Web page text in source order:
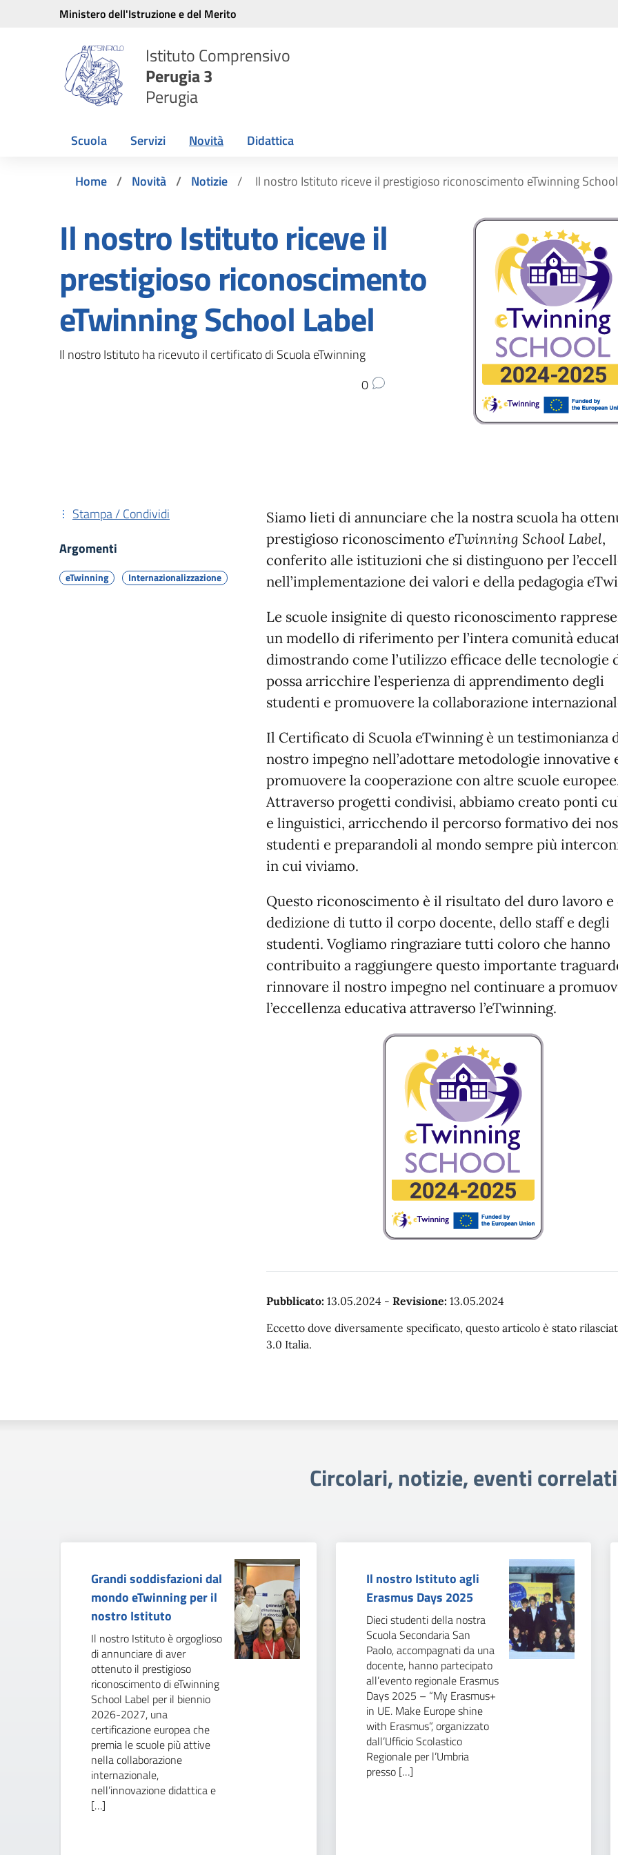
Vai ai contenuti
Vai al menu di navigazione
Ministero dell'Istruzione e del Merito
Istituto Comprensivo
Perugia 3
Perugia
Scuola Servizi Novità Didattica
Home Novità Notizie Il nostro Istituto riceve il prestigioso riconoscimento eTwinning
Il nostro Istituto riceve il
prestigioso riconoscimento
eTwinning School Label
Il nostro Istituto ha ricevuto il certificato di Scuola eTwinning
0
Siamo lieti di annunciare che la nostra scuola ha
prestigioso riconoscimento eTwinning School Label,
conferito alle istituzioni che si distinguono per
nell’implementazione dei valori e della pedagogia
Le scuole insignite di questo riconoscimento
un modello di riferimento per l’intera comunità
dimostrando come l’utilizzo efficace delle tecnologie
possa arricchire l’esperienza di apprendimento degli
studenti e promuovere la collaborazione
Il Certificato di Scuola eTwinning è un testimonianza
nostro impegno nell’adottare metodologie innovative
promuovere la cooperazione con altre scuole
Attraverso progetti condivisi, abbiamo creato ponti
e linguistici, arricchendo il percorso formativo dei
studenti e preparandoli al mondo sempre più
in cui viviamo.
Questo riconoscimento è il risultato del duro lavoro e
dedizione di tutto il corpo docente, dello staff e degli
studenti. Vogliamo ringraziare tutti coloro che hanno
contribuito a raggiungere questo importante
rinnovare il nostro impegno nel continuare a
l’eccellenza educativa attraverso l’eTwinning.
Pubblicato: 13.05.2024 - Revisione: 13.05.2024
Eccetto dove diversamente specificato, questo articolo è stato
3.0 Italia.
Stampa / Condividi
Argomenti
eTwinning Internazionalizzazione
Circolari, notizie, eventi correlati
Grandi soddisfazioni dal
mondo eTwinning per il
nostro Istituto
Il nostro Istituto è orgoglioso
di annunciare di aver
ottenuto il prestigioso
riconoscimento di eTwinning
School Label per il biennio
2026-2027, una
certificazione europea che
premia le scuole più attive
nella collaborazione
internazionale,
nell’innovazione didattica e
[…]
Il nostro Istituto agli
Erasmus Days 2025
Dieci studenti della nostra
Scuola Secondaria San
Paolo, accompagnati da una
docente, hanno partecipato
all’evento regionale Erasmus
Days 2025 – “My Erasmus+
in UE. Make Europe shine
with Erasmus”, organizzato
dall’Ufficio Scolastico
Regionale per l’Umbria
presso […]